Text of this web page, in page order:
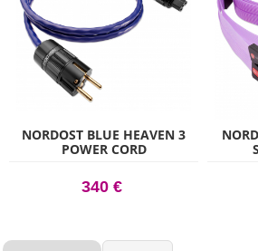
NORDOST BLUE HEAVEN 3
POWER CORD
340 €